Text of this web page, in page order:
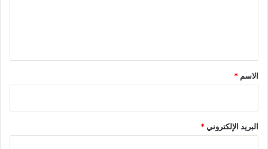
*
الاسم *
البريد الإلكتروني*